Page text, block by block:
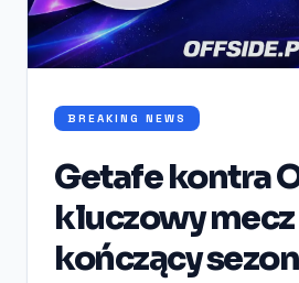
BREAKING NEWS
Getafe kontra
kluczowy mecz
kończący